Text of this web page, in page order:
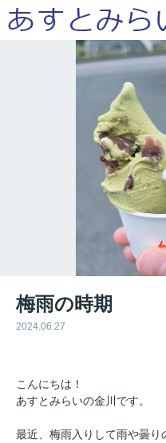
梅雨の時期
2024.06.27
こんにちは！
あすとみらいの金川です。
最近、梅雨入りして雨や曇